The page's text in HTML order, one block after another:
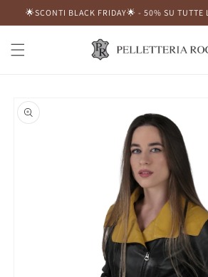
direttamente
ai contenuti
🌟SCONTI BLACK FRIDAY🌟 - 50% SU TUTTE
informazioni
sul prodotto